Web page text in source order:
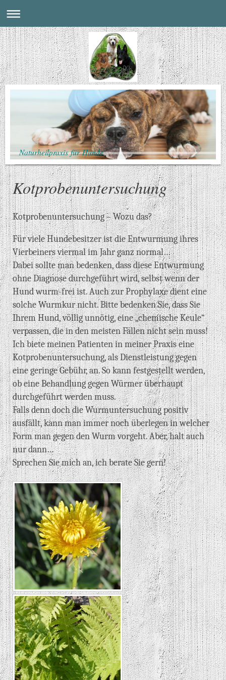
Naturheilpraxis für Hunde
Kotprobenuntersuchung
Kotprobenuntersuchung – Wozu das?
Für viele Hundebesitzer ist die Entwurmung ihres
Vierbeiners viermal im Jahr ganz normal…
Dabei sollte man bedenken, dass diese Entwurmung
ohne Diagnose durchgeführt wird, selbst wenn der
Hund wurm-frei ist. Auch zur Prophylaxe dient eine
solche Wurmkur nicht. Bitte bedenken Sie, dass Sie
Ihrem Hund, völlig unnötig, eine „chemische Keule“
verpassen, die in den meisten Fällen nicht sein muss!
Ich biete meinen Patienten in meiner Praxis eine
Kotprobenuntersuchung, als Dienstleistung gegen
eine geringe Gebühr, an. So kann festgestellt werden,
ob eine Behandlung gegen Würmer überhaupt
durchgeführt werden muss.
Falls denn doch die Wurmuntersuchung positiv
ausfällt, kann man immer noch überlegen in welcher
Form man gegen den Wurm vorgeht. Aber, halt auch
nur dann…
Sprechen Sie mich an, ich berate Sie gern!